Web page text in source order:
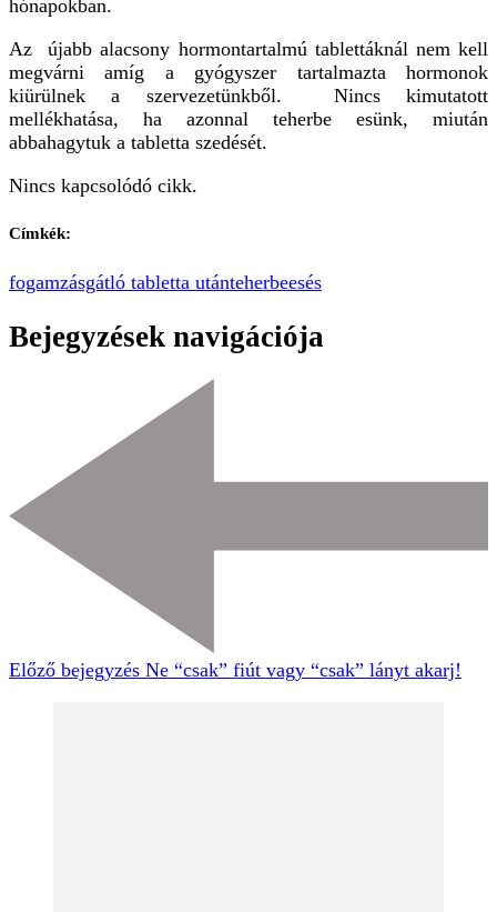
hónapokban.
Az újabb alacsony hormontartalmú tablettáknál nem kell
megvárni amíg a gyógyszer tartalmazta hormonok
kiürülnek a szervezetünkből. Nincs kimutatott
mellékhatása, ha azonnal teherbe esünk, miután
abbahagytuk a tabletta szedését.
Nincs kapcsolódó cikk.
Címkék:
fogamzásgátló tabletta utánteherbeesés
Bejegyzések navigációja
Előző bejegyzés Ne “csak” fiút vagy “csak” lányt akarj!